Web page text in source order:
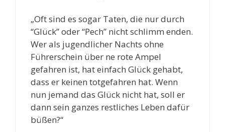
„Oft sind es sogar Taten, die nur durch
“Glück” oder “Pech” nicht schlimm enden.
Wer als jugendlicher Nachts ohne
Führerschein über ne rote Ampel
gefahren ist, hat einfach Glück gehabt,
dass er keinen totgefahren hat. Wenn
nun jemand das Glück nicht hat, soll er
dann sein ganzes restliches Leben dafür
büßen?“